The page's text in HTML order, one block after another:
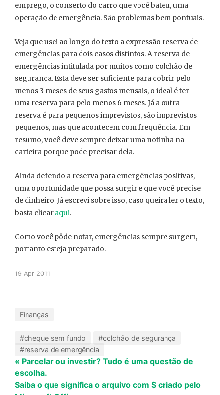
emprego, o conserto do carro que você bateu, uma
operação de emergência. São problemas bem pontuais.
Veja que usei ao longo do texto a expressão reserva de
emergências para dois casos distintos. A reserva de
emergências intitulada por muitos como colchão de
segurança. Esta deve ser suficiente para cobrir pelo
menos 3 meses de seus gastos mensais, o ideal é ter
uma reserva para pelo menos 6 meses. Já a outra
reserva é para pequenos imprevistos, são imprevistos
pequenos, mas que acontecem com frequência. Em
resumo, você deve sempre deixar uma notinha na
carteira porque pode precisar dela.
Ainda defendo a reserva para emergências positivas,
uma oportunidade que possa surgir e que você precise
de dinheiro. Já escrevi sobre isso, caso queira ler o texto,
basta clicar aqui.
Como você pôde notar, emergências sempre surgem,
portanto esteja preparado.
19 Apr 2011
Finanças
#cheque sem fundo
#colchão de segurança
#reserva de emergência
« Parcelar ou investir? Tudo é uma questão de
escolha.
Saiba o que significa o arquivo com $ criado pelo